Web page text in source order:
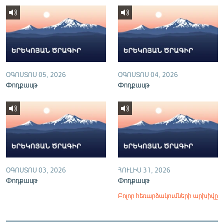
English
Русский
ՀԵՏԵՎԵՔ ՄԵԶ
«Ազատության» բոլոր կայքերը
ՕԳՈՍՏՈՍ 05, 2026
Փոդքասթ
ՕԳՈՍՏՈՍ 04, 2026
Փոդքասթ
ՕԳՈՍՏՈՍ 03, 2026
Փոդքասթ
ՀՈՒԼԻՍ 31, 2026
Փոդքասթ
Բոլոր հեռարձակումների արխիվը